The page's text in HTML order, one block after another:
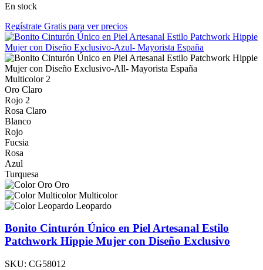
En stock
Regístrate Gratis para ver precios
Multicolor 2
Oro Claro
Rojo 2
Rosa Claro
Blanco
Rojo
Fucsia
Rosa
Azul
Turquesa
Oro
Multicolor
Leopardo
Bonito Cinturón Único en Piel Artesanal Estilo
Patchwork Hippie Mujer con Diseño Exclusivo
SKU: CG58012